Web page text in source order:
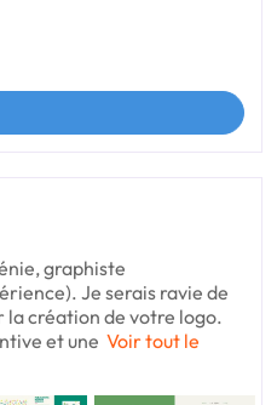
graphiste
Je serais ravie de
la création de votre logo.
et une Voir tout le